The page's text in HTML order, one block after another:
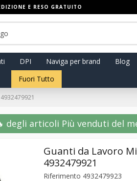
E RESO GRATUITO
DPI Naviga per brand Blog
Fuori Tutto
degli articoli Più venduti del
Guanti da Lavoro
4932479921
Riferimento 4932479923